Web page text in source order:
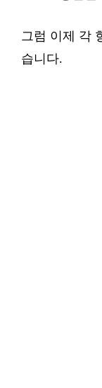
그럼 이제 각
습니다.